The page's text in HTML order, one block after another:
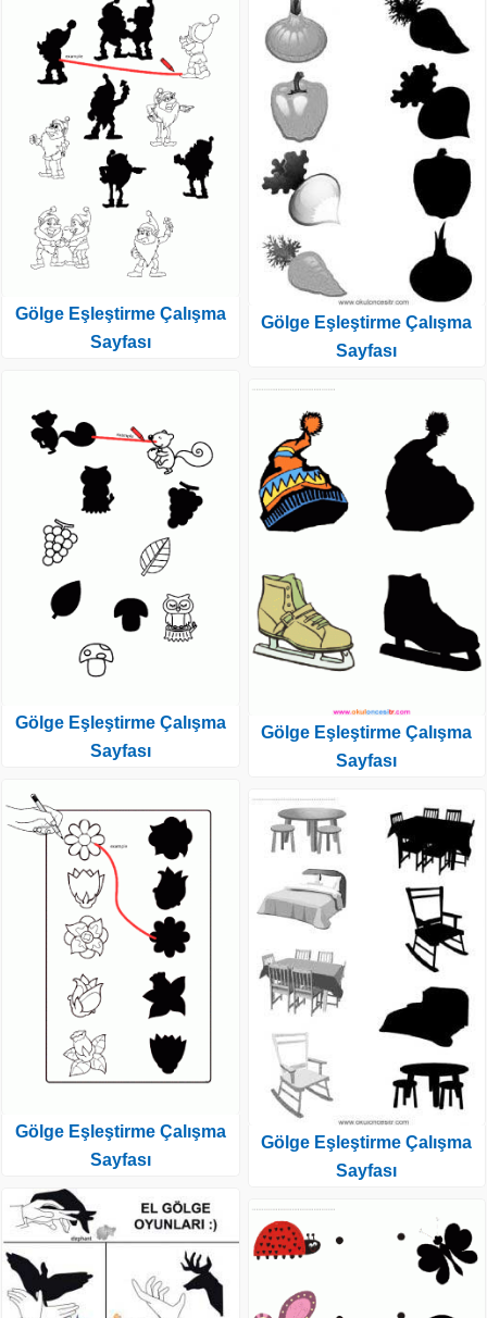
Gölge Eşleştirme Çalışma
Sayfası
Gölge Eşleştirme Çalışma
Sayfası
Gölge Eşleştirme Çalışma
Sayfası
Gölge Eşleştirme Çalışma
Sayfası
Gölge Eşleştirme Çalışma
Sayfası
Gölge Eşleştirme Çalışma
Sayfası